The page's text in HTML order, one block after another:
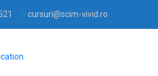
cursuri@scim-vivid.ro